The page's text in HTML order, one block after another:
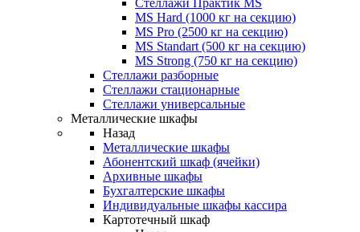
Стеллажи Практик MS
MS Hard (1000 кг на секцию)
MS Pro (2500 кг на секцию)
MS Standart (500 кг на секцию)
MS Strong (750 кг на секцию)
Стеллажи разборные
Стеллажи стационарные
Стеллажи универсальные
Металлические шкафы
Назад
Металлические шкафы
Абонентский шкаф (ячейки)
Архивные шкафы
Бухгалтерские шкафы
Индивидуальные шкафы кассира
Картотечный шкаф